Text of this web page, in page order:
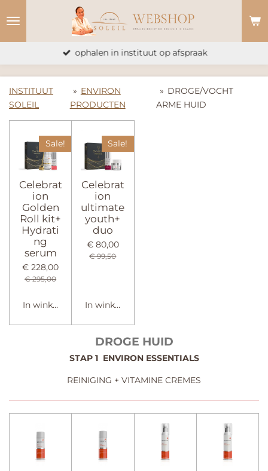
direct
hoofdinhoud
ophalen in instituut op afspraak
INSTITUUT
SOLEIL
» ENVIRON
PRODUCTEN
» DROGE/VOCHT
ARME HUID
Sale!
Celebrat
ion
Golden
Roll kit+
Hydrati
ng
serum
€ 228,00
€ 295,00
In winkelwagen
Sale!
Celebrat
ion
ultimate
youth+
duo
€ 80,00
€ 99,50
In winkelwagen
DROGE HUID
STAP 1 ENVIRON ESSENTIALS
REINIGING + VITAMINE CREMES